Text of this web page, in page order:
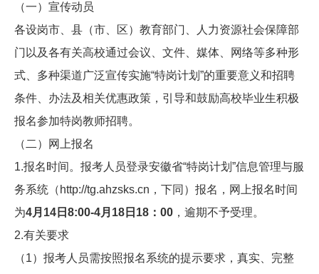
（一）宣传动员
各设岗市、县（市、区）教育部门、人力资源社会保障部
门以及各有关高校通过会议、文件、媒体、网络等多种形
式、多种渠道广泛宣传实施“特岗计划”的重要意义和招聘
条件、办法及相关优惠政策，引导和鼓励高校毕业生积极
报名参加特岗教师招聘。
（二）网上报名
1.报名时间。报考人员登录安徽省“特岗计划”信息管理与服
务系统（http://tg.ahzsks.cn，下同）报名，网上报名时间
为4月14日8:00-4月18日18：00，逾期不予受理。
2.有关要求
（1）报考人员需按照报名系统的提示要求，真实、完整